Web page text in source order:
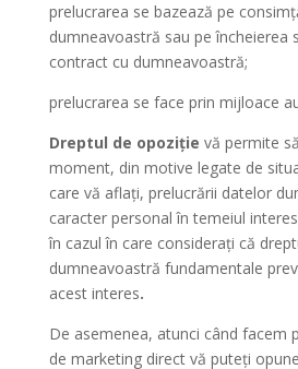
prelucrarea se bazează pe
dumneavoastră sau pe încheierea
contract cu dumneavoastră;
prelucrarea se face prin mijloace
Dreptul de opoziție vă permite
moment, din motive legate de
care vă aflați, prelucrării datelor
caracter personal în temeiul
în cazul în care considerați că
dumneavoastră fundamentale
acest interes.
De asemenea, atunci când facem
de marketing direct vă puteți